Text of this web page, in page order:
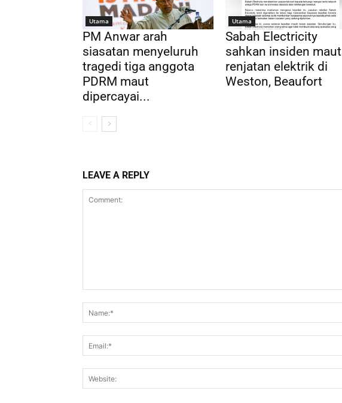
Utama
PM Anwar arah
siasatan menyeluruh
tragedi tiga anggota
PDRM maut
dipercayai...
Utama
Sabah Electricity
sahkan insiden maut
renjatan elektrik di
Weston, Beaufort
LEAVE A REPLY